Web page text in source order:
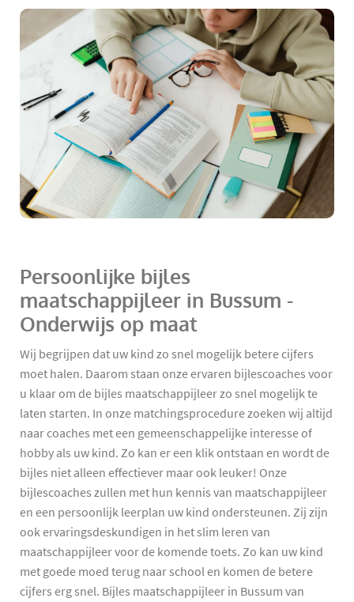
Persoonlijke bijles
maatschappijleer in Bussum -
Onderwijs op maat
Wij begrijpen dat uw kind zo snel mogelijk betere cijfers
moet halen. Daarom staan onze ervaren bijlescoaches voor
u klaar om de bijles maatschappijleer zo snel mogelijk te
laten starten. In onze matchingsprocedure zoeken wij altijd
naar coaches met een gemeenschappelijke interesse of
hobby als uw kind. Zo kan er een klik ontstaan en wordt de
bijles niet alleen effectiever maar ook leuker! Onze
bijlescoaches zullen met hun kennis van maatschappijleer
en een persoonlijk leerplan uw kind ondersteunen. Zij zijn
ook ervaringsdeskundigen in het slim leren van
maatschappijleer voor de komende toets. Zo kan uw kind
met goede moed terug naar school en komen de betere
cijfers erg snel. Bijles maatschappijleer in Bussum van